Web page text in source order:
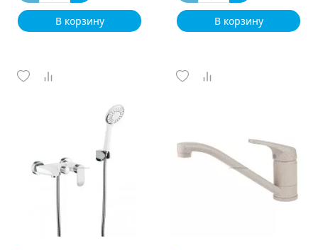
В корзину В корзину